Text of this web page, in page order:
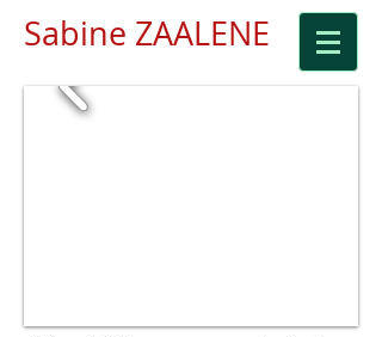
Sabine ZAALENE